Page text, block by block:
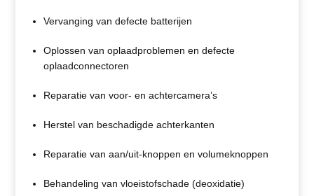
Vervanging van defecte batterijen
Oplossen van oplaadproblemen en defecte
oplaadconnectoren
Reparatie van voor- en achtercamera’s
Herstel van beschadigde achterkanten
Reparatie van aan/uit-knoppen en volumeknoppen
Behandeling van vloeistofschade (deoxidatie)